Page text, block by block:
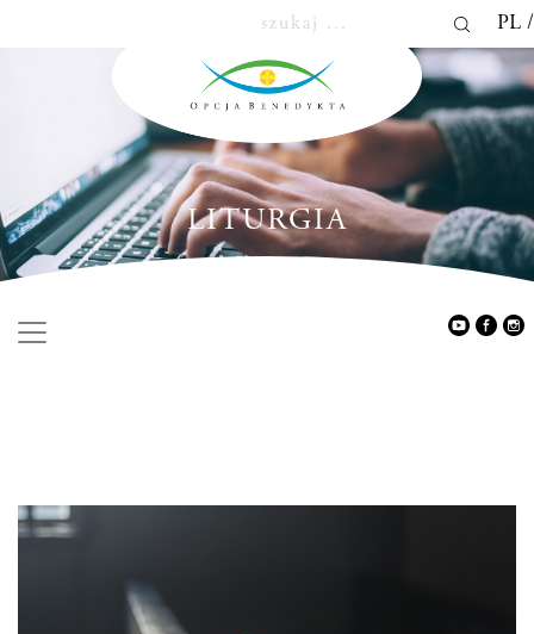
PL
LITURGIA